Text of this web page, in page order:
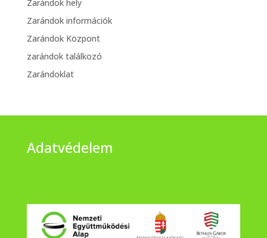
Zarándok hely
Zarándok információk
Zarándok Központ
zarándok találkozó
Zarándoklat
Adatvédelem